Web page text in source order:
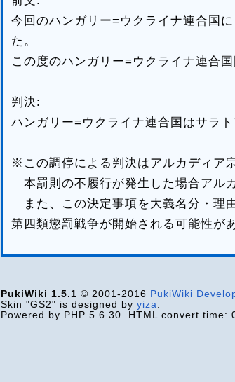
今回のハンガリー=ウクライナ連合国
た。
この度のハンガリー=ウクライナ連合
判決:
ハンガリー=ウクライナ連合国はサラ
※この調停による判決はアルカディア
本罰則の不履行が発生した場合アル
また、この決定事項を大義名分・理
第四類懲罰戦争が開始される可能性が
PukiWiki 1.5.1 © 2001-2016 PukiWiki
Skin "GS2" is designed by yiza.
Powered by PHP 5.6.30. HTML convert time: